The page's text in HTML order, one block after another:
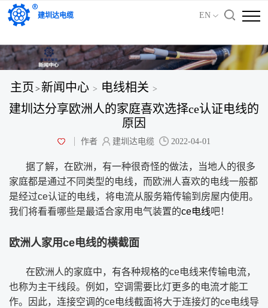
'); })();
建圳达电缆 EN
主页 > 新闻中心 > 电线相关 >
建圳达分享欧洲人的家庭喜欢选择ce认证电线的
原因
作者 建圳达电缆 2022-04-01
据了解，在欧洲，有一种很奇怪的做法，当地人的很多
家庭都是通过不同类型的电线，而欧洲人喜欢的电线一般都
是经过ce认证的电线，将电流从服务箱传输到房屋内使用。
我们将看看哪些是最适合家用电气装置的ce电线吧！
欧洲人家用ce电线的横截面
在欧洲人的家庭中，有各种规格的ce电线来传输电流，
也称为主干线段。例如，空调需要比灯更多的电流才能工
作。因此，连接空调的ce电线截面将大于连接灯的ce电线导